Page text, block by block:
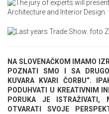
NA SLOVENAČKOM IMAMO
POZNATI SMO I SA
KUVARA KVARI ČORBU“.
PODUHVATI U KREATIVNIM
PORUKA JE
OTVARATI SVOJE